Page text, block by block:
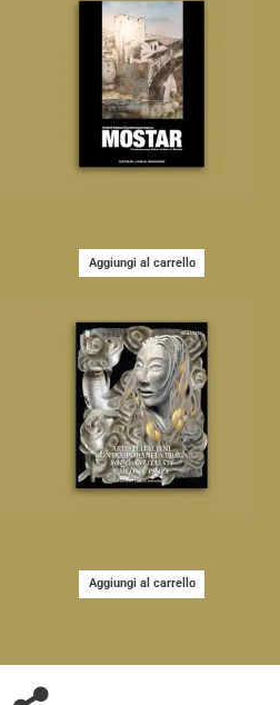
Aggiungi al carrello
Aggiungi al carrello